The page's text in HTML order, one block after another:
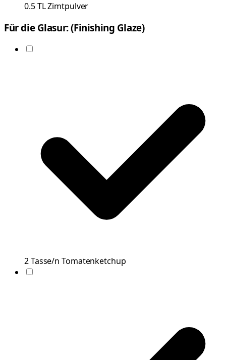
0.5TLZimtpulver
Für die Glasur: (Finishing Glaze)
2Tasse/n Tomatenketchup